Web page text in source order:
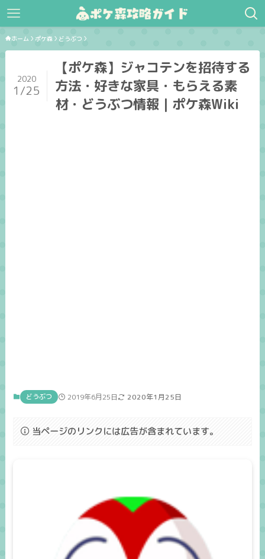
ホーム ポケ森 どうぶつ
【ポケ森】ジャコテンを招待する
方法・好きな家具・もらえる素
材・どうぶつ情報｜ポケ森Wiki
2020
1/25
どうぶつ 2019年6月25日 2020年1月25日
当ページのリンクには広告が含まれています。